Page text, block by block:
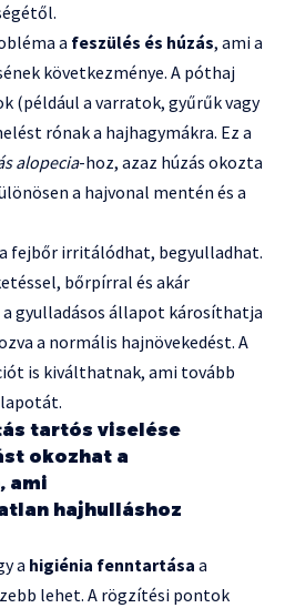
a feszülés és húzás, ami a
következménye. A póthaj
(például a varratok, gyűrűk vagy
rónak a hajhagymákra. Ez a
alopecia-hoz, azaz húzás okozta
a hajvonal mentén és a
fejbőr irritálódhat, begyulladhat.
bőrpírral és akár
gyulladásos állapot károsíthatja
a normális hajnövekedést. A
is kiválthatnak, ami tovább
tartós viselése
okozhat a
ami
hajhulláshoz
a higiénia fenntartása a
lehet. A rögzítési pontok